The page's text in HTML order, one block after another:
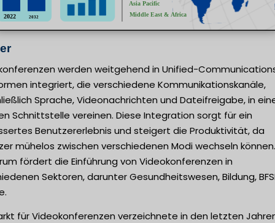
werden weitgehend in Unified-
integriert, die verschiedene Kommunikationskanäle,
Sprache, Videonachrichten und Dateifreigabe, in
Schnittstelle vereinen. Diese Integration sorgt für ein
Benutzererlebnis und steigert die Produktivität, da
mühelos zwischen verschiedenen Modi wechseln
fördert die Einführung von Videokonferenzen in
Sektoren, darunter Gesundheitswesen, Bildung,
für Videokonferenzen verzeichnete in den letzten